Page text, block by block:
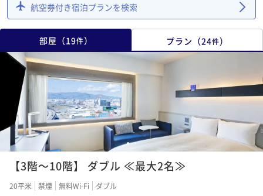
航空券付き宿泊プランを検索
部屋 （19件） プラン （24件）
123
【3階～10階】 ダブル ≪最大2名≫
20平米 禁煙 無料Wi-Fi ダブル